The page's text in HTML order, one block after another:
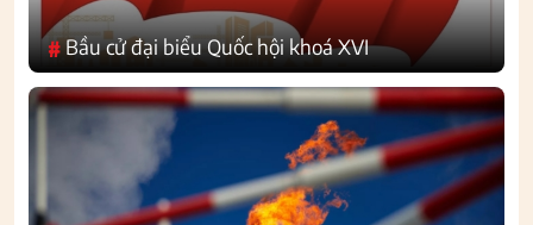
#Bầu cử đại biểu Quốc hội khoá XVI